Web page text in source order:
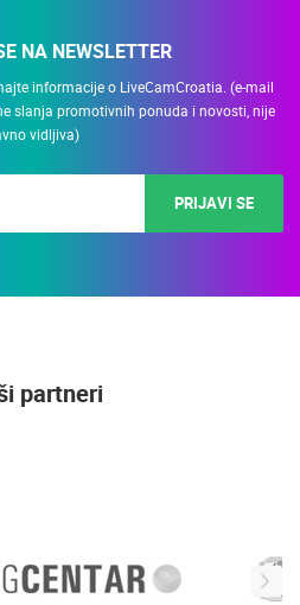
NA NEWSLETTER
informacije o LiveCamCroatia. (e-mail
slanja promotivnih ponuda i novosti, nije
vidljiva)
PRIJAVI SE
partneri